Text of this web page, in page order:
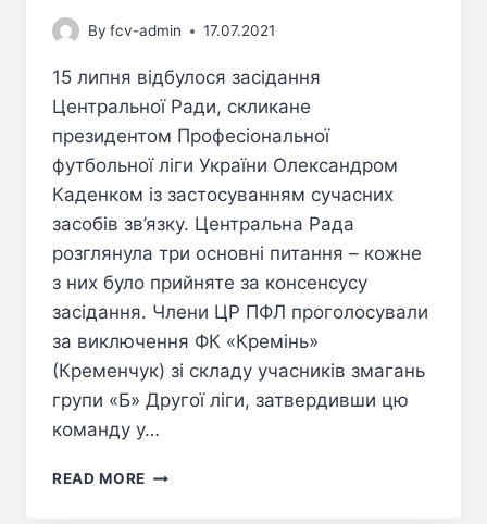
By fcv-admin 17.07.2021
15 липня відбулося засідання
Центральної Ради, скликане
президентом Професіональної
футбольної ліги України Олександром
Каденком із застосуванням сучасних
засобів зв’язку. Центральна Рада
розглянула три основні питання – кожне
з них було прийняте за консенсусу
засідання. Члени ЦР ПФЛ проголосували
за виключення ФК «Кремінь»
(Кременчук) зі складу учасників змагань
групи «Б» Другої ліги, затвердивши цю
команду у…
READ MORE